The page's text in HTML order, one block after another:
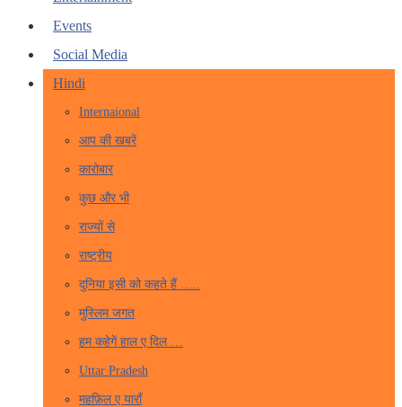
Events
Social Media
Hindi
Internaional
आप की खबरें
कारोबार
कुछ और भी
राज्यों से
राष्ट्रीय
दुनिया इसी को कहते हैं …..
मुस्लिम जगत
हम कहेगें हाल ए दिल …
Uttar Pradesh
महफ़िल ए याराँ